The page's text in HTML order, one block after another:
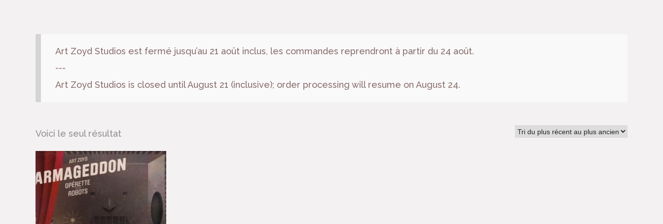
Art Zoyd Studios est fermé jusqu’au 21 août inclus, les commandes reprendront à partir du 24 août.
---
Art Zoyd Studios is closed until August 21 (inclusive); order processing will resume on August 24.
Voici le seul résultat